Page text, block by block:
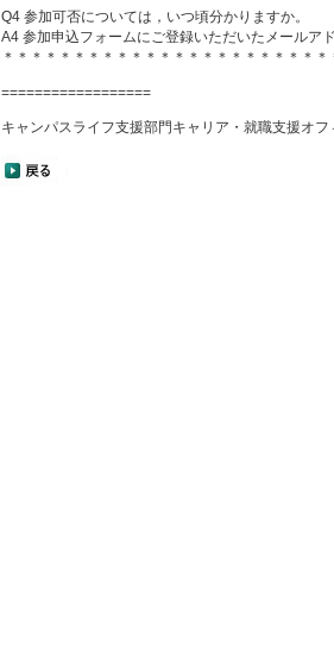
Q4 参加可否については，いつ頃分かりますか。
A4 参加申込フォームにご登録いただいたメールア
＊＊＊＊＊＊＊＊＊＊＊＊＊＊＊＊＊＊＊＊＊＊
==================
キャンパスライフ支援部門キャリア・就職支援オフ